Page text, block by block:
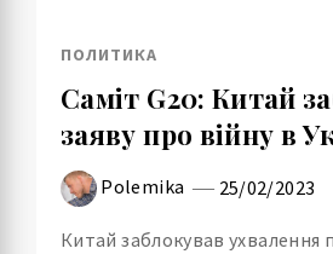
ПОЛИТИКА
Саміт G20: Китай
заяву про війну в
Polemika 25/02/2023
Китай заблокував ухвалення